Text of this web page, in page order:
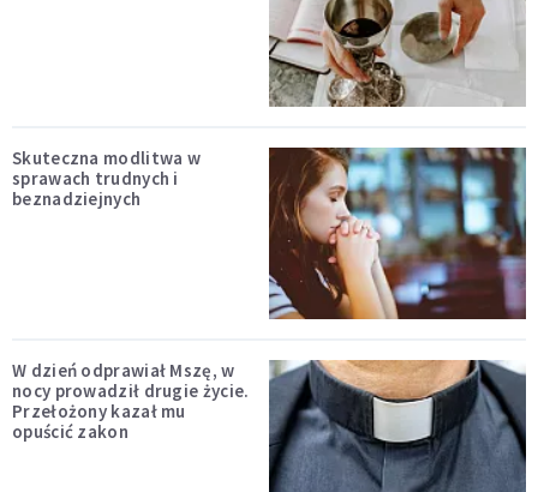
Skuteczna modlitwa w
sprawach trudnych i
beznadziejnych
W dzień odprawiał Mszę, w
nocy prowadził drugie życie.
Przełożony kazał mu
opuścić zakon